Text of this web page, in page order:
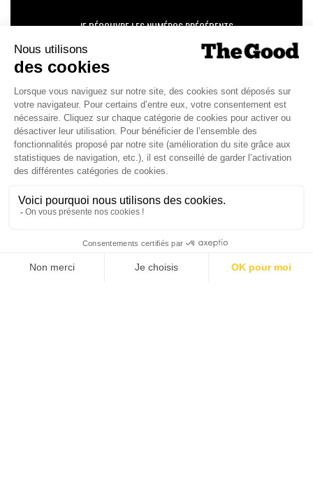
JE DÉCOUVRE LES NUMÉROS PRÉCÉDENTS
Je suis déjà abonné(e) :
version digitale
SUIVEZ-NOUS